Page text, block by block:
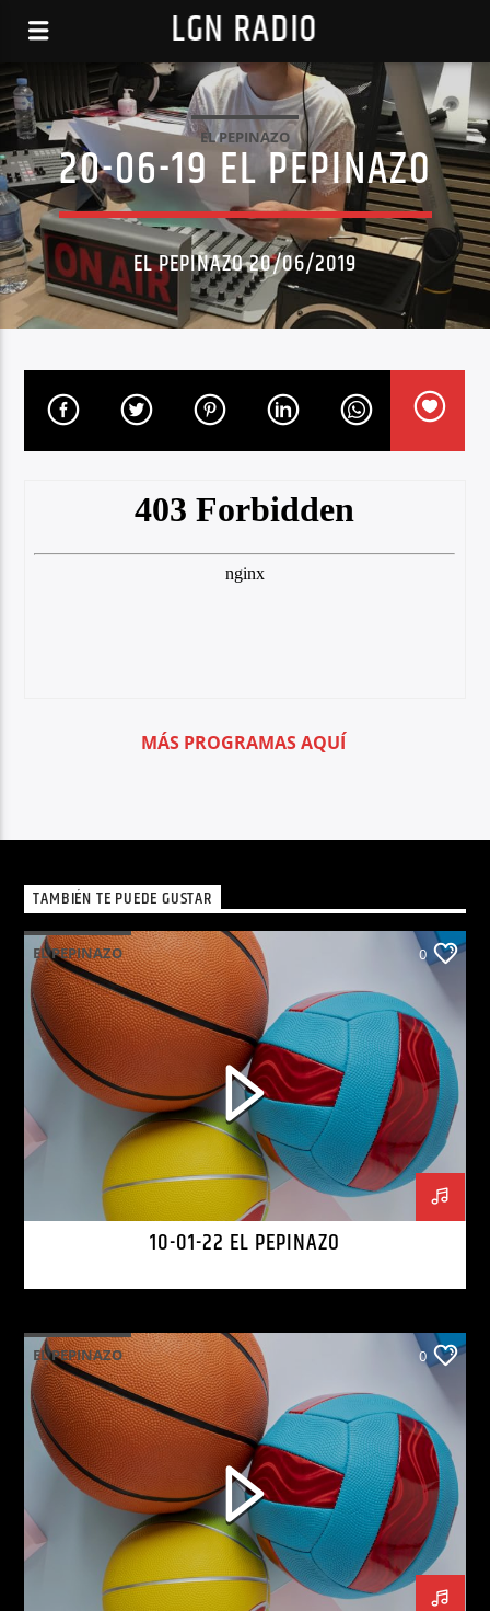
LGN RADIO
EL PEPINAZO
20-06-19 EL PEPINAZO
EL PEPINAZO 20/06/2019
MÁS PROGRAMAS AQUÍ
TAMBIÉN TE PUEDE GUSTAR
EL PEPINAZO 0
10-01-22 EL PEPINAZO
EL PEPINAZO 0